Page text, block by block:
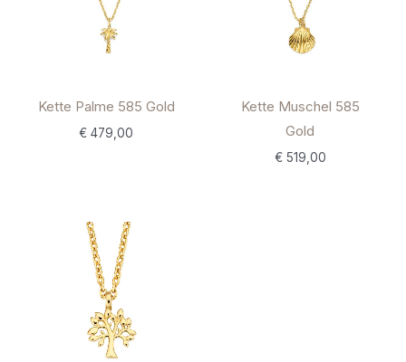
Kette Palme 585 Gold
€ 479,00
Kette Muschel 585
Gold
€519,00